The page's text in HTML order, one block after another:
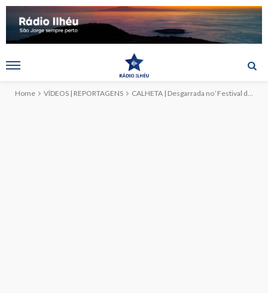
Home VÍDEOS | REPORTAGENS CALHETA | Desgarrada no ‘Festival de Julho 2024’ (c/vídeo)